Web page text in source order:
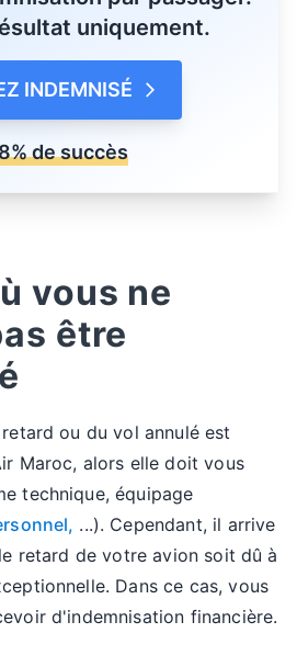
uniquement.
INDEMNISÉ
de succès
vous ne
être
ou du vol annulé est
Maroc, alors elle doit vous
technique, équipage
...). Cependant, il arrive
retard de votre avion soit dû à
Dans ce cas, vous
d'indemnisation financière.